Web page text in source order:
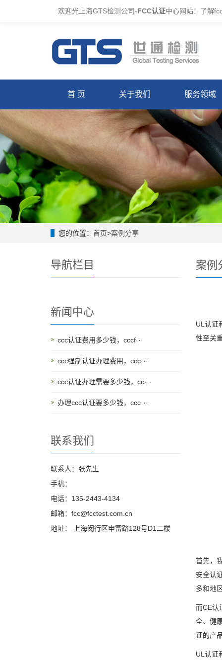
欢迎光上海GTS检测公司-FCC认证中心网站！了解
首 页 关于我们 服务领域
您的位置： 首页>案例分享
案例
UL认证
性至关
首先，
安全认
多和地
而CE认
全、健
证的产
UL认证
导航栏目
新闻中心
ccc认证费用多少钱，cccf···
ccc强制认证办理费用，ccc···
ccc认证办理需要多少钱，cc···
办理ccc认证要多少钱，ccc···
联系我们
联系人：张先生
手机：
电话：135-2443-4134
邮箱：fcc@fcctest.com.cn
地址： 上海闵行区申富路128号D1二楼